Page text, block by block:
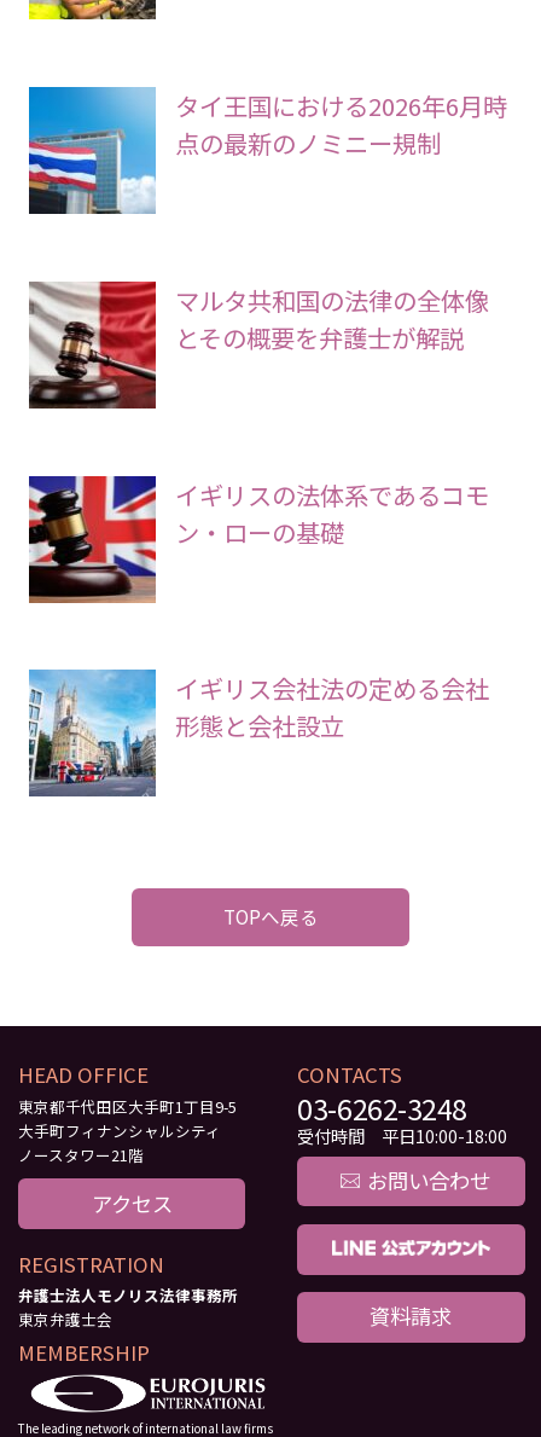
タイ王国における2026年6月時
点の最新のノミニー規制
マルタ共和国の法律の全体像
とその概要を弁護士が解説
イギリスの法体系であるコモ
ン・ローの基礎
イギリス会社法の定める会社
形態と会社設立
TOPへ戻る
HEAD OFFICE
東京都千代田区大手町1丁目9-5
大手町フィナンシャルシティ
ノースタワー21階
アクセス
REGISTRATION
弁護士法人モノリス法律事務所
東京弁護士会
MEMBERSHIP
The leading network of international law firms
CONTACTS
03-6262-3248
受付時間 平日10:00-18:00
お問い合わせ
資料請求